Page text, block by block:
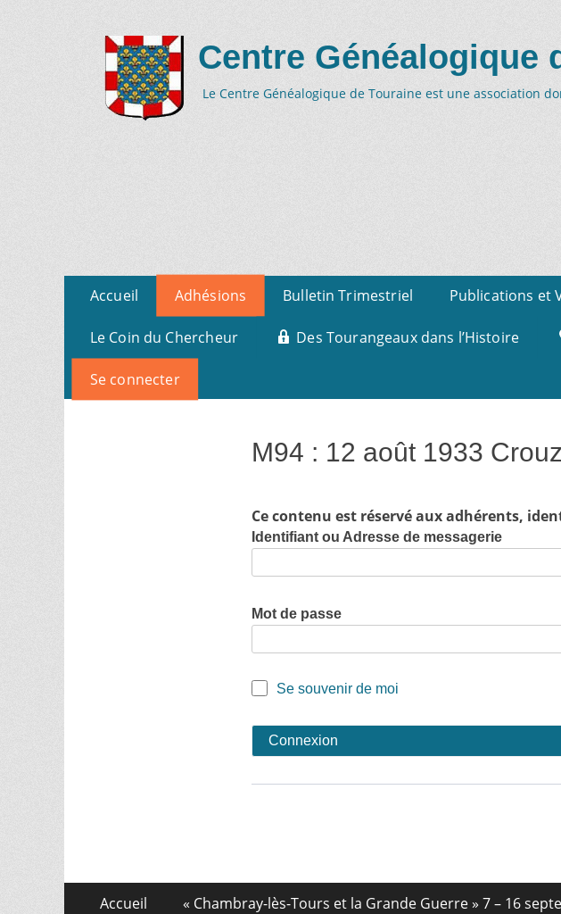
Centre Généalogique
Le Centre Généalogique de Touraine est une association
Menu
primaire
contenu
Accueil Adhésions Bulletin Trimestriel Publications et
Le Coin du Chercheur Des Tourangeaux dans l’Histoire
Se connecter
M94 : 12 août 1933
Ce contenu est réservé aux adhérents,
Identifiant ou Adresse de messagerie
Mot de passe
Se souvenir de moi
Menu
Accueil « Chambray-lès-Tours et la Grande Guerre » 7 – 16